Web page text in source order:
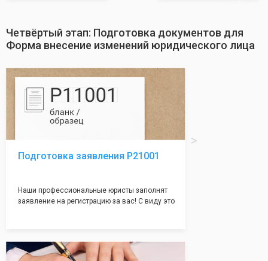
Четвёртый этап: Подготовка документов для
Форма внесение изменений юридического лица
Подготовка заявления Р21001
Наши профессиональные юристы заполнят
заявление на регистрацию за вас! С виду это
чтобы не случилось казуса, мы возьмем все
сложности на себя и наши юристы с